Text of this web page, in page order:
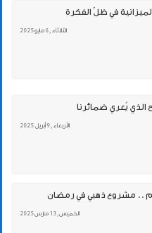
في ظلّ الفكرة
الثلاثاء , 6 مايو 2025
الذي يُعري ضمائرنا
الأربعاء , 9 أبريل 2025
الخميس , 13 مارس 2025